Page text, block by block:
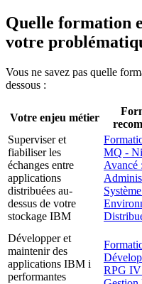
Quelle formation
votre
Vous ne savez pas quelle
dessous :
Votre enjeu métier
Superviser et
fiabiliser les
échanges entre
applications
distribuées au-
dessus de votre
stockage IBM
MQ -
Avancé :
Développer et
maintenir des
applications IBM i
performantes
RPG